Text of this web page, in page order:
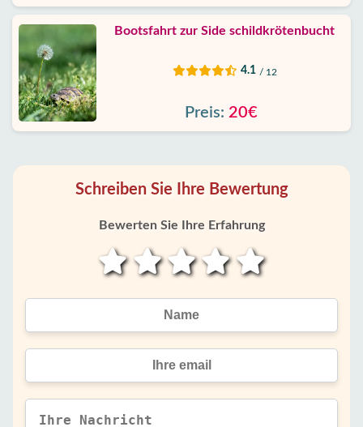
Bootsfahrt zur Side schildkrötenbucht
4.1 / 12
Preis: 20€
Schreiben Sie Ihre Bewertung
Bewerten Sie Ihre Erfahrung